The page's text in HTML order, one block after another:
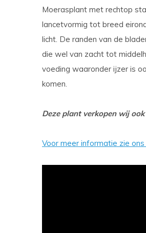
Moerasplant met rechtop
lancetvormig tot breed
licht. De randen van de
die wel van zacht tot
voeding waaronder ijzer is
komen.
Deze plant verkopen wij
Voor meer informatie zie